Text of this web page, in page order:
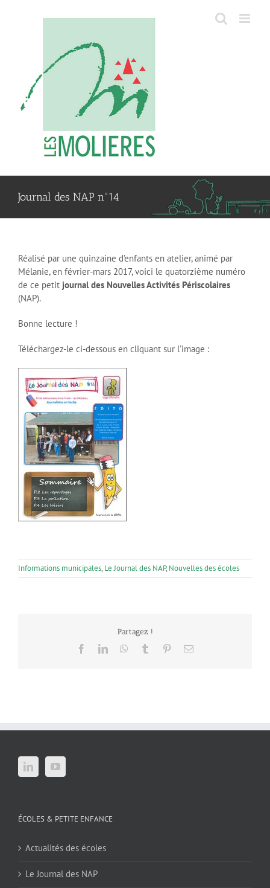
Journal des NAP n°14
Réalisé par une quinzaine d’enfants en atelier, animé par
Mélanie, en février-mars 2017, voici le quatorzième numéro
de ce petit journal des Nouvelles Activités Périscolaires
(NAP).
Bonne lecture !
Téléchargez-le ci-dessous en cliquant sur l’image :
Informations municipales, Le Journal des NAP, Nouvelles des écoles
Partagez !
FacebookLinkedInWhatsApp
Tumblr PinterestEmail
ÉCOLES & PETITE ENFANCE
Actualités des écoles
Le Journal des NAP